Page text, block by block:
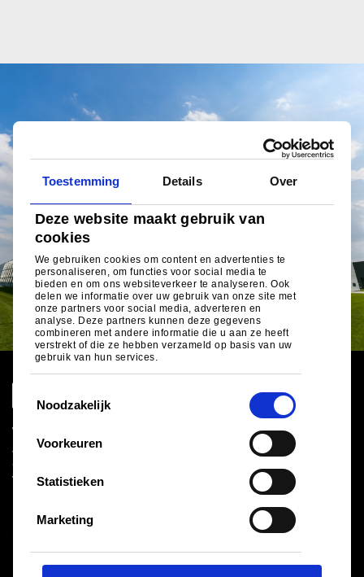
Toestemming Details Over
Deze website maakt gebruik van
cookies
We gebruiken cookies om content en advertenties te
personaliseren, om functies voor social media te
bieden en om ons websiteverkeer te analyseren. Ook
delen we informatie over uw gebruik van onze site met
onze partners voor social media, adverteren en
analyse. Deze partners kunnen deze gegevens
combineren met andere informatie die u aan ze heeft
verstrekt of die ze hebben verzameld op basis van uw
gebruik van hun services.
m
i
Noodzakelijk
Voorkeuren
Statistieken
Marketing
Wereldwijde site
Juridische informatie
Cookiebeleid
Verkoop en inkoop en Voorwaarden
Logistiek